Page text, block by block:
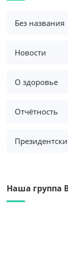
Без названия
Новости
О здоровье
Отчётность
Наша группа